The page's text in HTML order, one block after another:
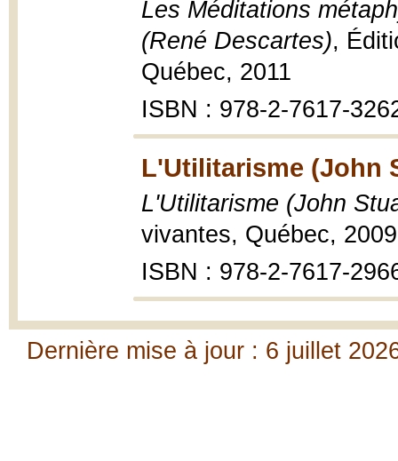
Les Méditations
(René Descartes),
Québec, 2011
ISBN : 978-2-7617-
L'Utilitarisme (John
L'Utilitarisme (John
vivantes, Québec, 2009
ISBN : 978-2-7617-
Dernière mise à jour : 6 juillet